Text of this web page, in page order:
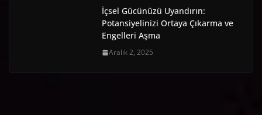
İçsel Gücünüzü Uyandırın:
Potansiyelinizi Ortaya Çıkarma ve
Engelleri Aşma
Aralık 2, 2025